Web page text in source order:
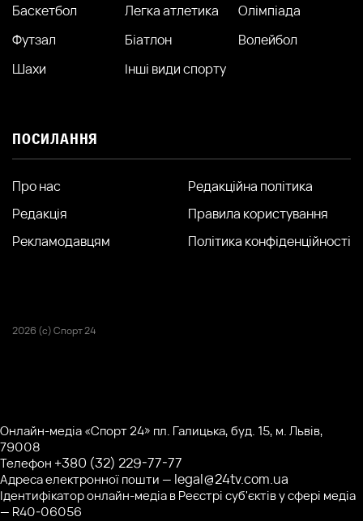
Баскетбол
Легка атлетика
Олімпіада
Футзал
Біатлон
Волейбол
Шахи
Інші види спорту
ПОСИЛАННЯ
Про нас
Редакція
Рекламодавцям
Редакційна політика
Правила користування
Політика конфіденційності
2026 (с) Спорт 24
Онлайн-медіа «Спорт 24» пл. Галицька, буд. 15, м. Львів,
79008
Телефон +380 (32) 229-77-77
Адреса електронної пошти — legal@24tv.com.ua
Ідентифікатор онлайн-медіа в Реєстрі суб'єктів у сфері медіа
— R40-06056